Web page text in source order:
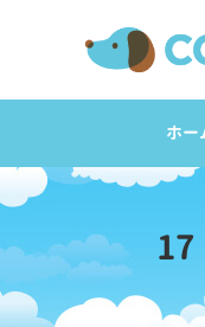
ホー
17